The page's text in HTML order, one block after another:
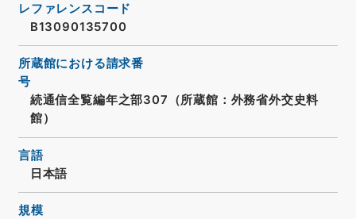
レファレンスコード
B13090135700
所蔵館における請求番
号
続通信全覧編年之部307（所蔵館：外務省外交史料
館）
言語
日本語
規模